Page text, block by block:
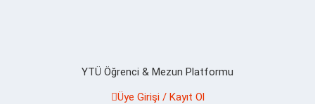
YTÜ Öğrenci & Mezun Platformu
Üye Girişi / Kayıt Ol